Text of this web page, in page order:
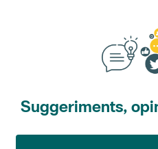
Suggeriments,